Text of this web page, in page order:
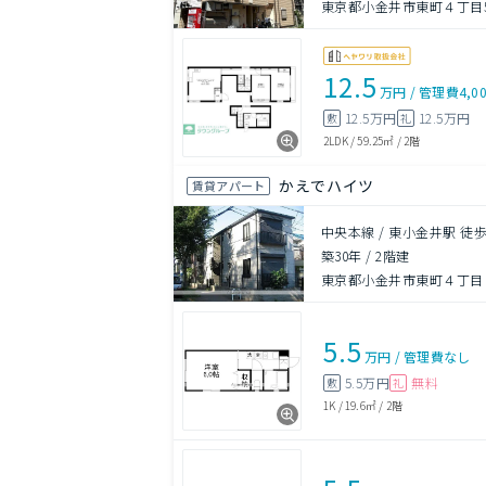
東京都小金井市東町４丁
12.5 万円 /管理費
敷 12.5万円 礼 12.5万円
2LDK/59.25㎡ /2階
賃貸アパート かえでハイツ
中央本線 / 東小金井駅 徒
築30年 /2階建
東京都小金井市東町４丁目
5.5 万円 /管理費なし
敷 5.5万円 礼 無料
1K / 19.6㎡ / 2階